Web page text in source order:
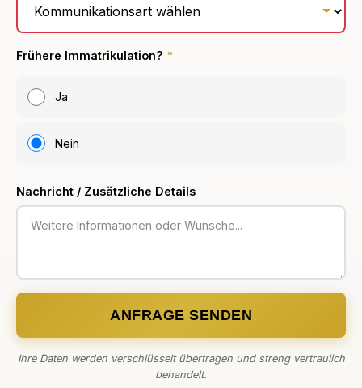
Frühere Immatrikulation? *
Ja
Nein
Nachricht / Zusätzliche Details
ANFRAGE SENDEN
Ihre Daten werden verschlüsselt übertragen und streng vertraulich
behandelt.